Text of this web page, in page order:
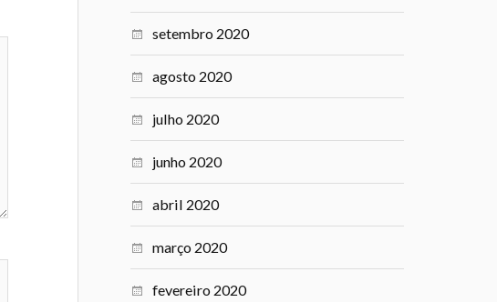
setembro 2020
agosto 2020
julho 2020
junho 2020
abril 2020
março 2020
fevereiro 2020